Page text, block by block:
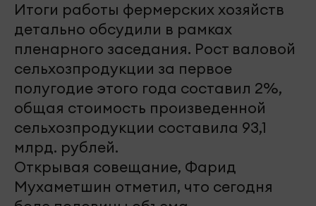
Итоги работы фермерских хозяйств
детально обсудили в рамках
пленарного заседания. Рост валовой
сельхозпродукции за первое
полугодие этого года составил 2%,
общая стоимость произведенной
сельхозпродукции составила 93,1
млрд. рублей.
Открывая совещание, Фарид
Мухаметшин отметил, что сегодня